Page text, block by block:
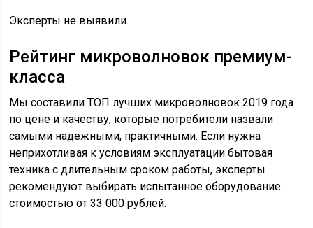
Эксперты не выявили.
Рейтинг микроволновок премиум-
класса
Мы составили ТОП лучших микроволновок 2019 года
по цене и качеству, которые потребители назвали
самыми надежными, практичными. Если нужна
неприхотливая к условиям эксплуатации бытовая
техника с длительным сроком работы, эксперты
рекомендуют выбирать испытанное оборудование
стоимостью от 33 000 рублей.